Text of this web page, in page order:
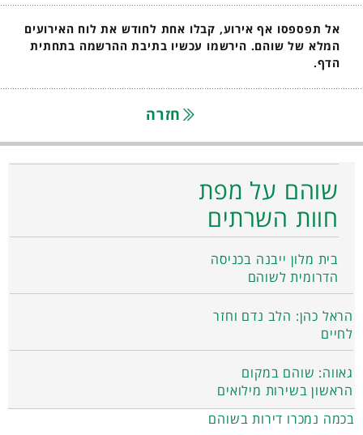
אל תפספסו אף אירוע, קבלו אחת לחודש את לוח האירועים
המלא של שוהם. הירשמו עכשיו בתיבת ההרשמה בתחתית
הדף.
חזרה
שוהם על מפת
חוות השרתים
בית מלון ייבנה בכניסה
הדרומית לשוהם
הראל כהן: הלב נדם וחזר
לחיים
גאווה: שוהם במקום
הראשון בשירות מילואים
בכמה נמכרו דירות בשוהם